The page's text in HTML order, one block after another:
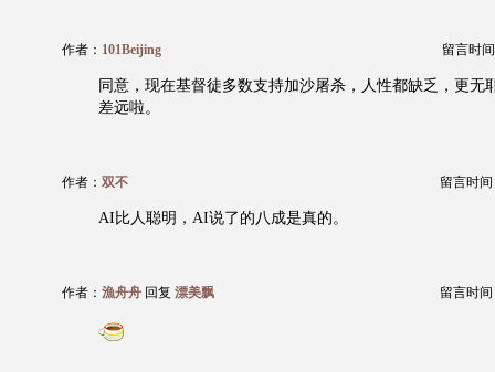
作者： 101Beijing 留言时
同意，现在基督徒多数支持加沙屠杀，人性都缺乏，更无
差远啦。
作者： 双不 留言时间
AI比人聪明，AI说了的八成是真的。
作者： 漁舟舟 回复 漂美飘 留言时间